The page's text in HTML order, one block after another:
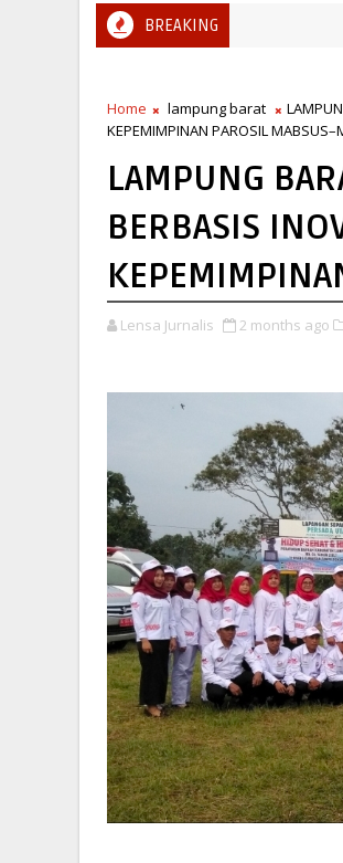
BREAKING
Home lampung barat
KEPEMIMPINAN PAROSIL
LAMPUNG
BERBASIS
Lensa Jurnalis 2 months ago